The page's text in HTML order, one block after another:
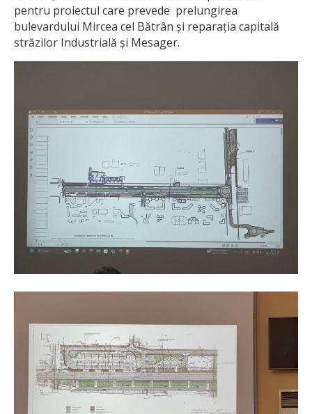
pentru proiectul care prevede prelungirea
bulevardului Mircea cel Bătrân și reparația capitală
străzilor Industrială și Mesager.